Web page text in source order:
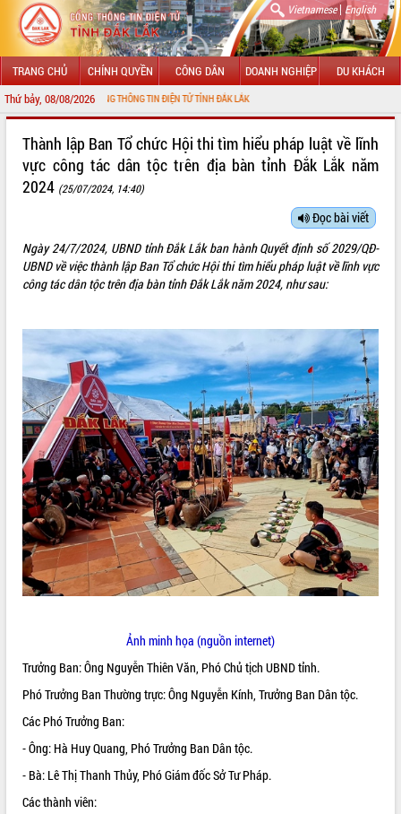
Vietnamese| English
TRANG CHỦ CHÍNH QUYỀN CÔNG DÂN DOANH NGHIỆP DU KHÁCH
Thứ bảy, 08/08/2026
VỚI CỔNG THÔNG TIN ĐIỆN TỬ TỈNH ĐẮK LẮK
LÃNH ĐẠO UBND TỈNH
SỞ, BAN, NGÀNH
UBND CÁC XÃ, PHƯỜNG
HỆ THỐNG VĂN BẢN
VĂN BẢN HĐND TỈNH
ĐIỂM TIN VĂN BẢN
QUY HOẠCH - KẾ HOẠCH
Thành lập Ban Tổ chức Hội thi tìm hiểu pháp luật về lĩnh
vực công tác dân tộc trên địa bàn tỉnh Đắk Lắk năm
2024 (25/07/2024, 14:40)
Đọc bài viết
Ngày 24/7/2024, UBND tỉnh Đắk Lắk ban hành Quyết định số 2029/QĐ-
UBND về việc thành lập Ban Tổ chức Hội thi tìm hiểu pháp luật về lĩnh vực
công tác dân tộc trên địa bàn tỉnh Đắk Lắk năm 2024, như sau:
Ảnh minh họa (nguồn internet)
Trưởng Ban: Ông Nguyễn Thiên Văn, Phó Chủ tịch UBND tỉnh.
Phó Trưởng Ban Thường trực: Ông Nguyễn Kính, Trưởng Ban Dân tộc.
Các Phó Trưởng Ban:
- Ông: Hà Huy Quang, Phó Trưởng Ban Dân tộc.
- Bà: Lê Thị Thanh Thủy, Phó Giám đốc Sở Tư Pháp.
Các thành viên: